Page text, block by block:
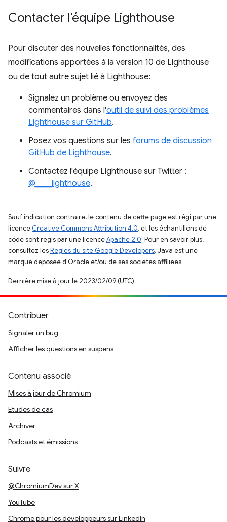
Contacter l'équipe Lighthouse
Pour discuter des nouvelles fonctionnalités, des
modifications apportées à la version 10 de Lighthouse
ou de tout autre sujet lié à Lighthouse:
Signalez un problème ou envoyez des
commentaires dans l'outil de suivi des problèmes
Lighthouse sur GitHub.
Posez vos questions sur les forums de discussion
GitHub de Lighthouse.
Contactez l'équipe Lighthouse sur Twitter :
@____lighthouse.
Sauf indication contraire, le contenu de cette page est régi par une
licence Creative Commons Attribution 4.0, et les échantillons de
code sont régis par une licenceApache 2.0. Pour en savoir plus,
consultez lesRègles du site Google Developers. Java est une
marque déposée d'Oracle et/ou de ses sociétés affiliées.
Dernière mise à jour le 2023/02/09 (UTC).
Contribuer
Signaler un bug
Afficher les questions en suspens
Contenu associé
Mises à jour de Chromium
Études de cas
Archiver
Podcasts et émissions
Suivre
@ChromiumDev sur X
YouTube
Chrome pour les développeurs sur LinkedIn